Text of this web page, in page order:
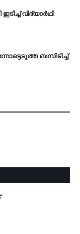
വിദ്യാര്‍ഥി
ബ­സി­ടി­ച്ച്